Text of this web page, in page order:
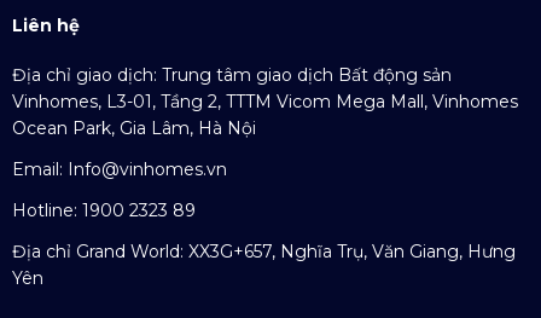
Liên hệ
Địa chỉ giao dịch: Trung tâm giao dịch Bất động sản
Vinhomes, L3-01, Tầng 2, TTTM Vicom Mega Mall, Vinhomes
Ocean Park, Gia Lâm, Hà Nội
Email: Info@vinhomes.vn
Hotline: 1900 2323 89
Địa chỉ Grand World: XX3G+657, Nghĩa Trụ, Văn Giang, Hưng
Yên